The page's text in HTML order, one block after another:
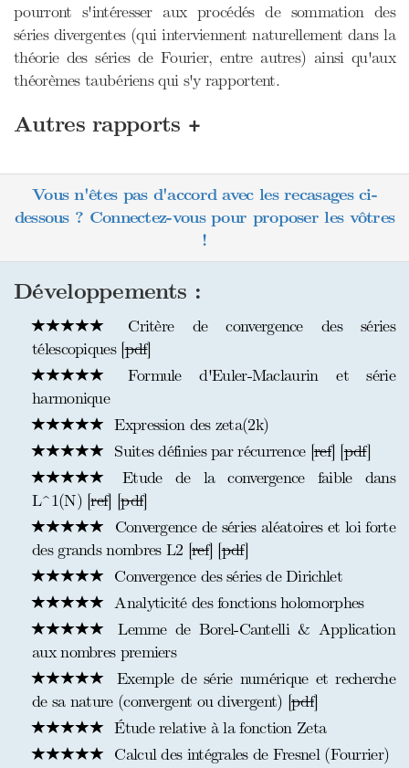
pourront s'intéresser aux procédés de sommation des
séries divergentes (qui interviennent naturellement dans la
théorie des séries de Fourier, entre autres) ainsi qu'aux
théorèmes taubériens qui s'y rapportent.
Autres rapports +
Vous n'êtes pas d'accord avec les recasages ci-
dessous ? Connectez-vous pour proposer les vôtres
!
Développements :
Critère de convergence des séries
télescopiques [pdf]
Formule d'Euler-Maclaurin et série
harmonique
Expression des zeta(2k)
Suites définies par récurrence [ref] [pdf]
Etude de la convergence faible dans
L^1(N) [ref] [pdf]
Convergence de séries aléatoires et loi forte
des grands nombres L2 [ref] [pdf]
Convergence des séries de Dirichlet
Analyticité des fonctions holomorphes
Lemme de Borel-Cantelli & Application
aux nombres premiers
Exemple de série numérique et recherche
de sa nature (convergent ou divergent) [pdf]
Étude relative à la fonction Zeta
Calcul des intégrales de Fresnel (Fourrier)